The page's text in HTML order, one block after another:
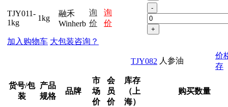
TJY011-
1kg
1kg
融禾
Winherb
询
价
询
价
-
+
加入购物车 大包装咨询？
TJY082 人参油
价
存
货号/包
装
产品
规格
品牌
市
场
价
会
员
价
库存
（上
海）
购买数量